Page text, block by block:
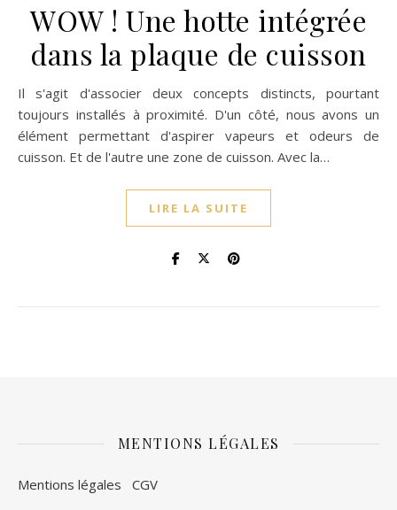
WOW ! Une hotte intégrée
dans la plaque de cuisson
Il s'agit d'associer deux concepts distincts, pourtant
toujours installés à proximité. D'un côté, nous avons un
élément permettant d'aspirer vapeurs et odeurs de
cuisson. Et de l'autre une zone de cuisson. Avec la…
LIRE LA SUITE
MENTIONS LÉGALES
Mentions légales CGV